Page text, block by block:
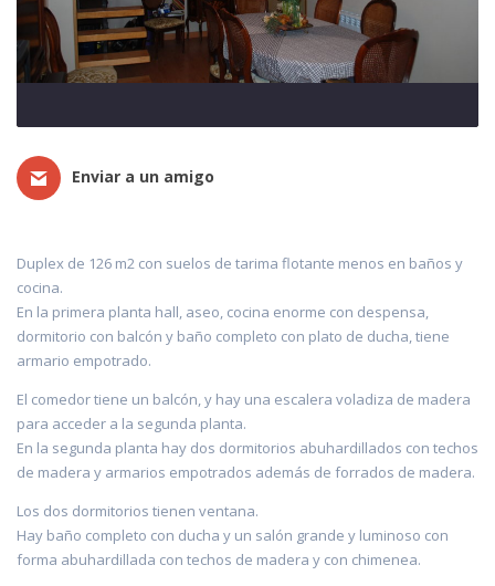
Enviar a un amigo
Duplex de 126 m2 con suelos de tarima flotante menos en baños y
cocina.
En la primera planta hall, aseo, cocina enorme con despensa,
dormitorio con balcón y baño completo con plato de ducha, tiene
armario empotrado.
El comedor tiene un balcón, y hay una escalera voladiza de madera
para acceder a la segunda planta.
En la segunda planta hay dos dormitorios abuhardillados con techos
de madera y armarios empotrados además de forrados de madera.
Los dos dormitorios tienen ventana.
Hay baño completo con ducha y un salón grande y luminoso con
forma abuhardillada con techos de madera y con chimenea.